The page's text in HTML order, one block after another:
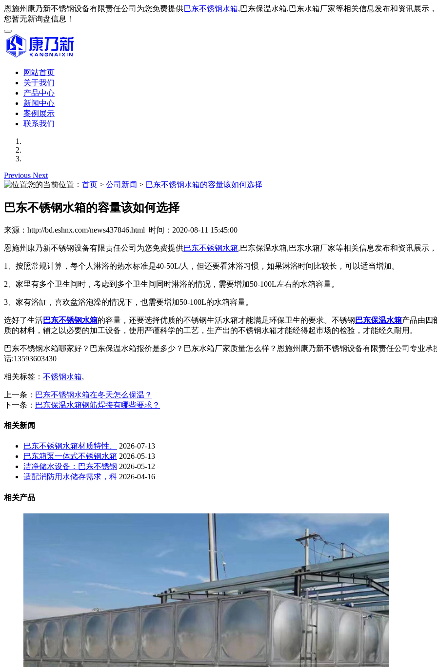
恩施州康乃新不锈钢设备有限责任公司为您免费提供巴东不锈钢水箱,巴东保温水箱,巴东水箱厂家等相关信息发布和资讯展示，
您暂无新询盘信息！
网站首页
关于我们
产品中心
新闻中心
案例展示
联系我们
Previous Next
您的当前位置： 首页 > 公司新闻 > 巴东不锈钢水箱的容量该如何选择
巴东不锈钢水箱的容量该如何选择
来源：http://bd.eshnx.com/news437846.html 时间：2020-08-11 15:45:00
恩施州康乃新不锈钢设备有限责任公司为您免费提供巴东不锈钢水箱,巴东保温水箱,巴东水箱厂家等相关信息发布和资讯展示，
1、按照常规计算，每个人淋浴的热水标准是40-50L/人，但还要看沐浴习惯，如果淋浴时间比较长，可以适当增加。
2、家里有多个卫生间时，考虑到多个卫生间同时淋浴的情况，需要增加50-100L左右的水箱容量。
3、家有浴缸，喜欢盆浴泡澡的情况下，也需要增加50-100L的水箱容量。
选好了生活巴东不锈钢水箱的容量，还要选择优质的不锈钢生活水箱才能满足环保卫生的要求。不锈钢 巴东保温水箱产品由四
质的材料，辅之以必要的加工设备，使用严谨科学的工艺，生产出的不锈钢水箱才能经得起市场的检验，才能经久耐用。
巴东不锈钢水箱哪家好？巴东保温水箱报价是多少？巴东水箱厂家质量怎么样？恩施州康乃新不锈钢设备有限责任公司专业
话:13593603430
相关标签： 不锈钢水箱,
上一条： 巴东不锈钢水箱在冬天怎么保温？
下一条： 巴东保温水箱钢筋焊接有哪些要求？
相关新闻
巴东不锈钢水箱材质特性、
2026-07-13
巴东箱泵一体式不锈钢水箱 2026-05-13
洁净储水设备：巴东不锈钢 2026-05-12
适配消防用水储存需求，科 2026-04-16
相关产品